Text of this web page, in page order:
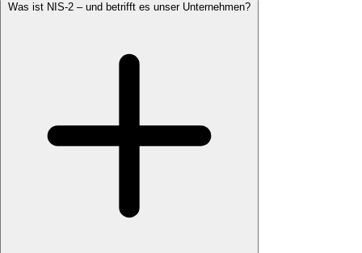
Was ist NIS-2 – und betrifft es unser Unternehmen?